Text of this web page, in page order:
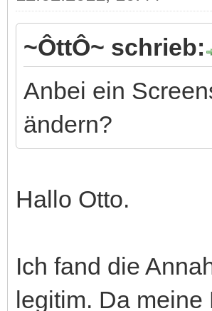
~ÔttÔ~ schrieb:
Anbei ein
ändern?
Hallo Otto.
Ich fand die
legitim. Da